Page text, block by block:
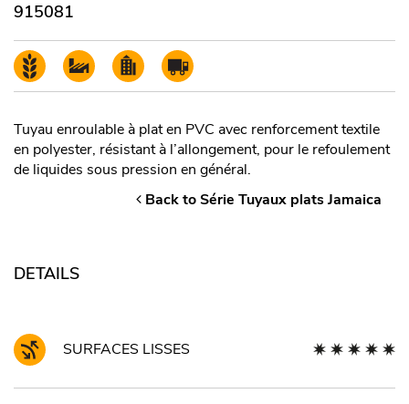
915081
Tuyau enroulable à plat en PVC avec renforcement textile
en polyester, résistant à l’allongement, pour le refoulement
de liquides sous pression en général.
Back to Série Tuyaux plats Jamaica
DETAILS
SURFACES LISSES